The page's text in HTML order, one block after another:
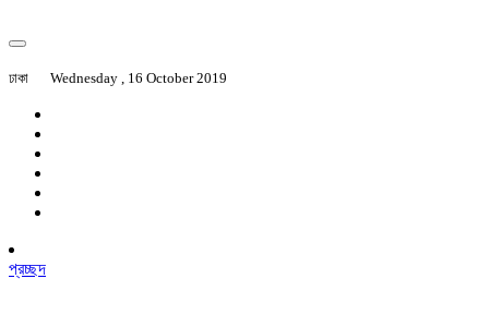
ঢাকা Wednesday , 16 October 2019
প্রচ্ছদ